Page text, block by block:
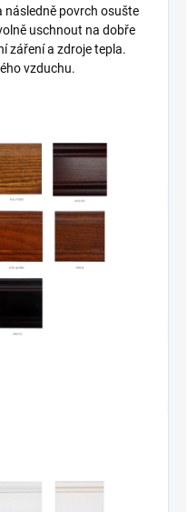
následně povrch osušte
uschnout na dobře
záření a zdroje tepla.
vzduchu.